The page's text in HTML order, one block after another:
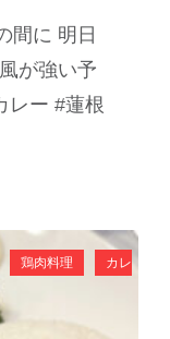
間に 明日
が強い予
レー #蓮根
鶏肉料理
カレ